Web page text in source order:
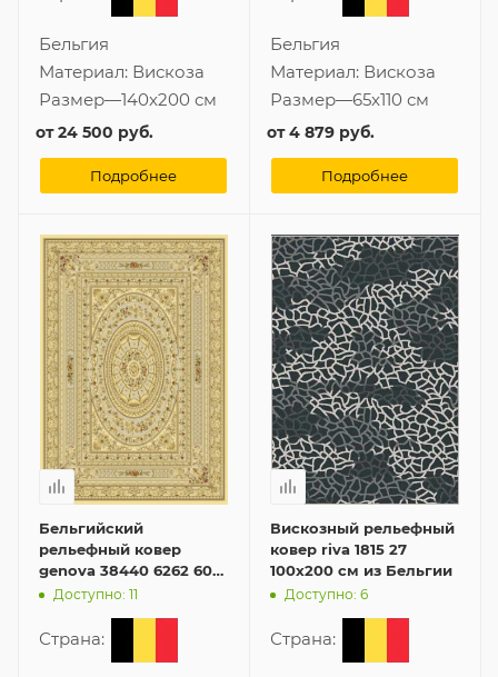
Бельгия
Материал: Вискоза
Размер—140x200 см
от24 500 руб.
Подробнее
Бельгия
Материал: Вискоза
Размер—65x110 см
от4 879 руб.
Подробнее
Бельгийский
рельефный ковер
genova 38440 6262 60
200x400 см из вискозы
Доступно: 11
Страна:
Вискозный рельефный
ковер riva 1815 27
100x200 см из Бельгии
Доступно: 6
Страна: